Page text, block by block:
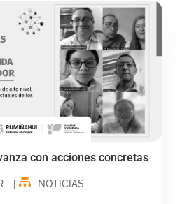
con acciones concretas
NOTICIAS